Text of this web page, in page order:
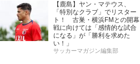
【鹿島】ヤン・マテウス、
「特別なクラブ」でリスター
ト！ 古巣・横浜FMとの開幕
戦に向けては「感情的な試合
になる」が「勝利を求めた
い！」
サッカーマガジン編集部